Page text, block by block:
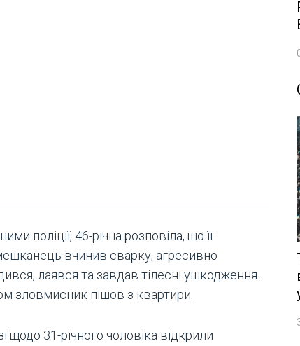
поліції, 46-річна розповіла, що її
вчинив сварку, агресивно
лаявся та завдав тілесні ушкодження.
зловмисник пішов з квартири.
щодо 31-річного чоловіка відкрили